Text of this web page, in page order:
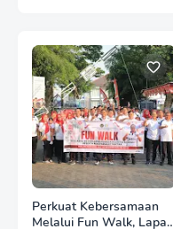
Perkuat Kebersamaan
Melalui Fun Walk, Lapas